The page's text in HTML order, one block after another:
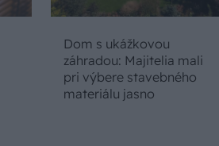
Dom s ukážkovou
záhradou: Majitelia mali
pri výbere stavebného
materiálu jasno